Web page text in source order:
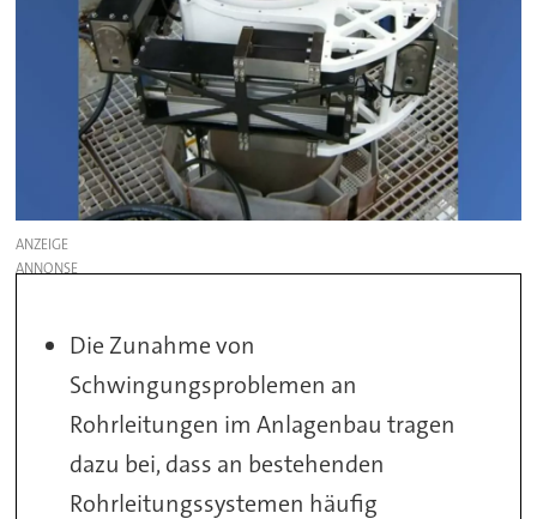
ANZEIGE
Die Zunahme von
Schwingungsproblemen an
Rohrleitungen im Anlagenbau tragen
dazu bei, dass an bestehenden
Rohrleitungssystemen häufig